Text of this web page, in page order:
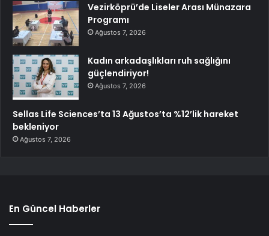
Vezirköprü’de Liseler Arası Münazara
Programı
Ağustos 7, 2026
Kadın arkadaşlıkları ruh sağlığını
güçlendiriyor!
Ağustos 7, 2026
Sellas Life Sciences’ta 13 Ağustos’ta %12’lik hareket
bekleniyor
Ağustos 7, 2026
En Güncel Haberler